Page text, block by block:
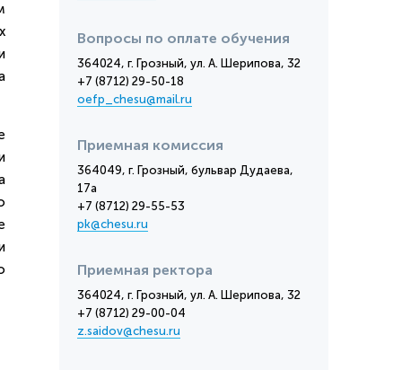
Вопросы по оплате обучения
364024, г. Грозный, ул. А. Шерипова, 32
+7 (8712) 29-50-18
oefp_chesu@mail.ru
Приемная комиссия
364049, г. Грозный, бульвар Дудаева,
17а
+7 (8712) 29-55-53
pk@chesu.ru
Приемная ректора
364024, г. Грозный, ул. А. Шерипова, 32
+7 (8712) 29-00-04
z.saidov@chesu.ru